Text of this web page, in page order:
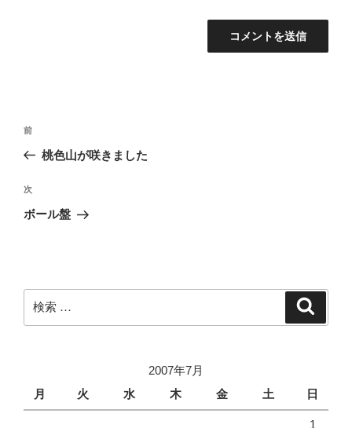
投
ビ
ゲ
ン
過
去
投
稿
前
桃色山が咲きました
次
の
次
ボール盤
索:
2007年7月
月
火 水 木 金 土 日
1